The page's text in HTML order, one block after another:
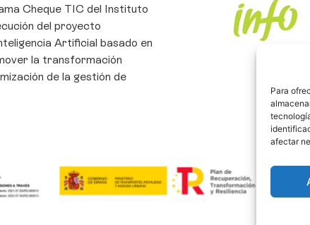
Para
afectar
Cheque TIC del Instituto
del proyecto
Artificial basado en
la transformación
de la gestión de